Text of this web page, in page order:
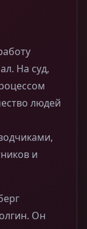
На суд,
людей
и
Он